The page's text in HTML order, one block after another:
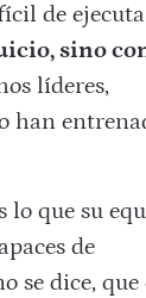
de
sino
líderes,
han
lo que su
de
se dice, que